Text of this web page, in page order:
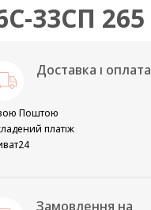
33СП 265
Доставка і оплата
Поштою
платіж
Замовлення на